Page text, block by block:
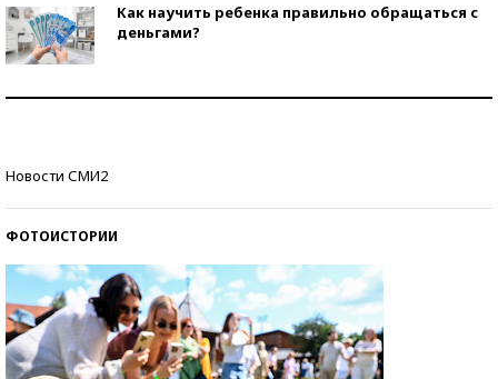
Как научить ребенка правильно обращаться с
деньгами?
Новости СМИ2
ФОТОИСТОРИИ